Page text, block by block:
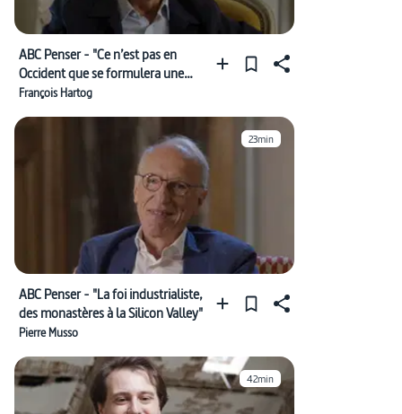
ABC Penser - "Ce n’est pas en
Occident que se formulera une
autre vision de l’Histoire"
François Hartog
23min
ABC Penser - "La foi industrialiste,
des monastères à la Silicon Valley"
Pierre Musso
42min